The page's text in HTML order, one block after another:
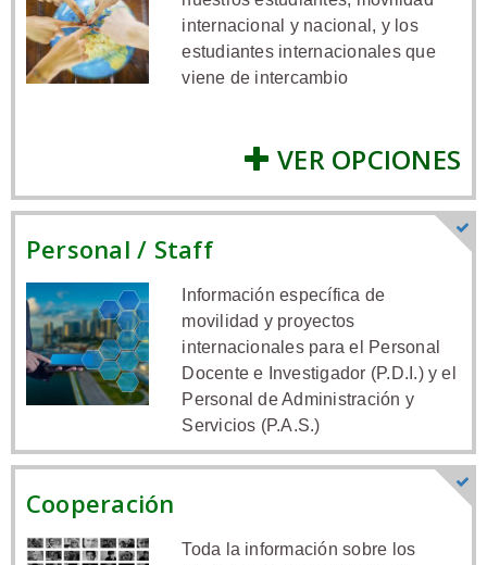
internacional y nacional, y los
estudiantes internacionales que
viene de intercambio
VER OPCIONES
Personal / Staff
Información específica de
movilidad y proyectos
internacionales para el Personal
Docente e Investigador (P.D.I.) y el
Personal de Administración y
Servicios (P.A.S.)
Cooperación
Toda la información sobre los